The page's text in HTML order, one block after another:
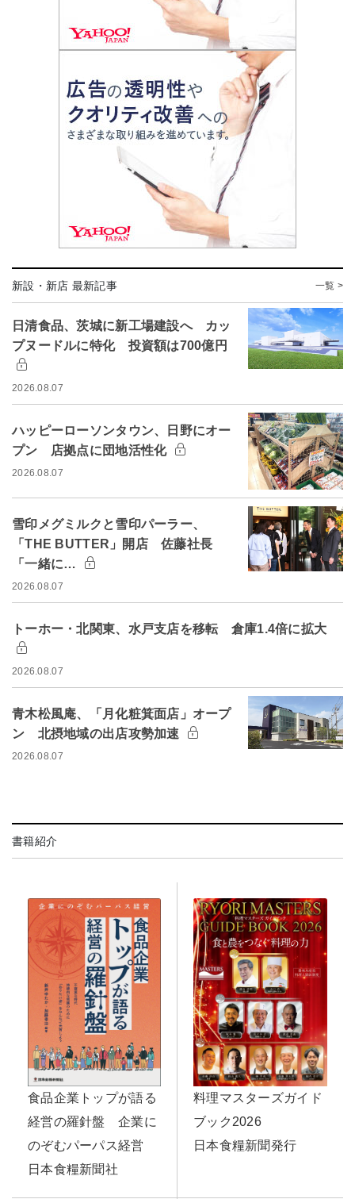
新設・新店 最新記事 一覧 >
日清食品、茨城に新工場建設へ カッ
プヌードルに特化 投資額は700億円
2026.08.07
ハッピーローソンタウン、日野にオー
プン 店拠点に団地活性化
2026.08.07
雪印メグミルクと雪印パーラー、
「THE BUTTER」開店 佐藤社長
「一緒に…
2026.08.07
トーホー・北関東、水戸支店を移転 倉庫1.4倍に拡大
2026.08.07
青木松風庵、「月化粧箕面店」オープ
ン 北摂地域の出店攻勢加速
2026.08.07
書籍紹介
食品企業トップが語る
経営の羅針盤 企業に
のぞむパーパス経営
日本食糧新聞社
料理マスターズガイド
ブック2026
日本食糧新聞発行